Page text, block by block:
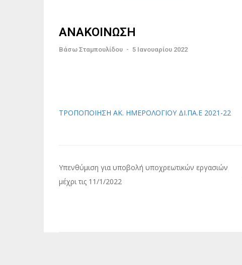
ΑΝΑΚΟΙΝΩΣΗ
Βάσω Σταμπουλίδου - 5 Ιανουαρίου 2022
ΤΡΟΠΟΠΟΙΗΣΗ ΑΚ. ΗΜΕΡΟΛΟΓΙΟΥ ΔΙ.ΠΑ.Ε 2021-22
Πλοήγηση
άρθρων
Υπενθύμιση για υποβολή υποχρεωτικών εργασιών
μέχρι τις 11/1/2022